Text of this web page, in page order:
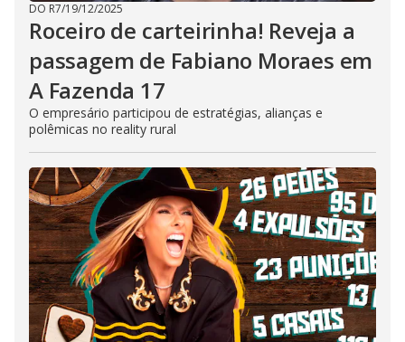
DO R7/19/12/2025
Roceiro de carteirinha! Reveja a
passagem de Fabiano Moraes em
A Fazenda 17
O empresário participou de estratégias, alianças e
polêmicas no reality rural